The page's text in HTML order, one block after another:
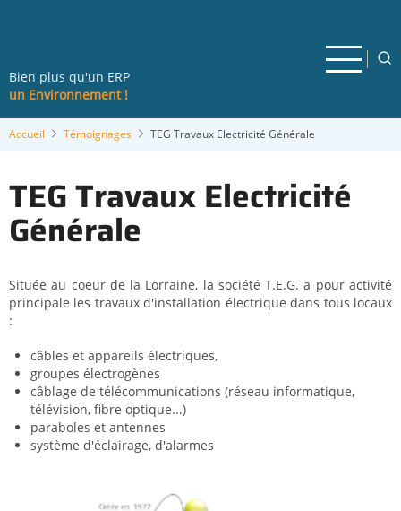
Bien plus qu'un ERP
un Environnement !
Accueil Témoignages TEG Travaux Electricité Générale
TEG Travaux Electricité
Générale
Située au coeur de la Lorraine, la société T.E.G. a pour activité
principale les travaux d'installation électrique dans tous locaux
:
câbles et appareils électriques,
groupes électrogènes
câblage de télécommunications (réseau informatique,
télévision, fibre optique...)
paraboles et antennes
système d'éclairage, d'alarmes